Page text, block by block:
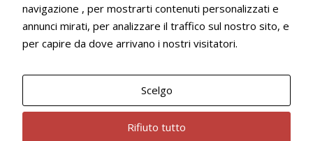
29 LUGLIO 2026
Francesco Andrei convocato al Camp estivo della nazionale
22 LUGLIO 2026
navigazione , per mostrarti contenuti personalizzati e
annunci mirati, per analizzare il traffico sul nostro sito, e
per capire da dove arrivano i nostri visitatori.
Scelgo
Rifiuto tutto